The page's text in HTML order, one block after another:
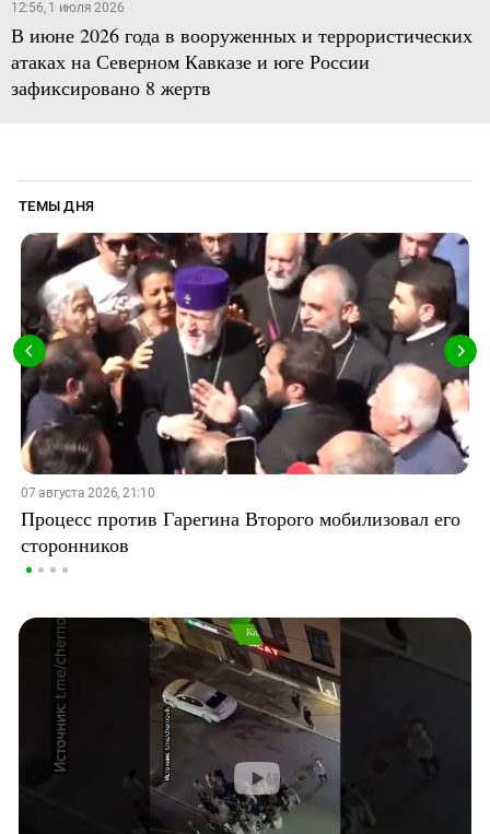
12:56, 1 июля 2026
В июне 2026 года в вооруженных и террористических
атаках на Северном Кавказе и юге России
зафиксировано 8 жертв
ТЕМЫ ДНЯ
07 августа 2026, 21:10
Процесс против Гарегина Второго мобилизовал его
сторонников